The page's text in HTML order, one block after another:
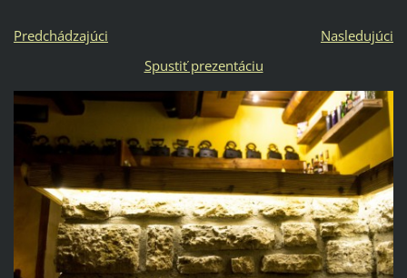
Predchádzajúci
Nasledujúci
Spustiť prezentáciu